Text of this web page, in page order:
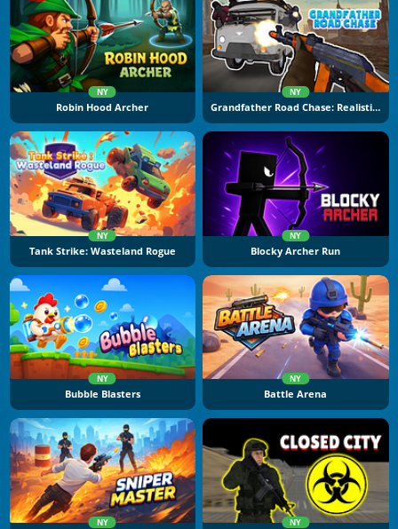
NY
Robin Hood Archer
NY
Grandfather Road Chase: Realistic Shooter
NY
Tank Strike: Wasteland Rogue
NY
Blocky Archer Run
NY
Bubble Blasters
NY
Battle Arena
NY NY